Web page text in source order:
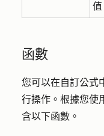
值
函數
您可以在自訂公式
行操作。根據您使
含以下函數。